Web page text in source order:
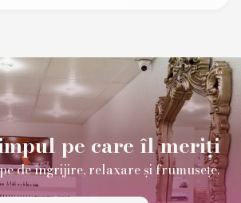
pe care îl meriți
de îngrijire, relaxare și frumusețe.